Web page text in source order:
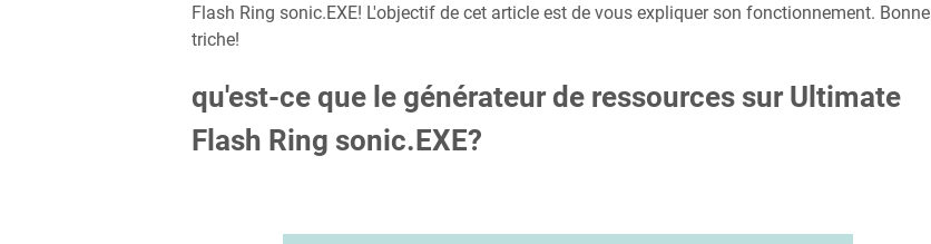
Flash Ring sonic.EXE! L'objectif de cet article est de vous expliquer son fonctionnement. Bonne
triche!
qu'est-ce que le générateur de ressources sur Ultimate
Flash Ring sonic.EXE?